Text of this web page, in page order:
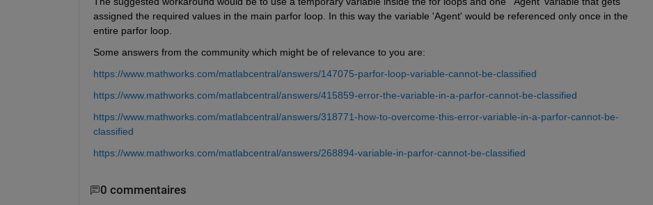
assigned the required values in the main parfor loop. In this way the variable 'Agent' would be referenced only once in the
entire parfor loop.
Some answers from the community which might be of relevance to you are:
https://www.mathworks.com/matlabcentral/answers/147075-parfor-loop-variable-cannot-be-classified
https://www.mathworks.com/matlabcentral/answers/415859-error-the-variable-in-a-parfor-cannot-be-classified
https://www.mathworks.com/matlabcentral/answers/318771-how-to-overcome-this-error-variable-in-a-parfor-cannot-be-
classified
https://www.mathworks.com/matlabcentral/answers/268894-variable-in-parfor-cannot-be-classified
0 commentaires